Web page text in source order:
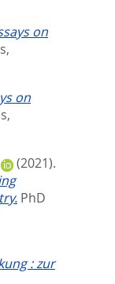
on
on
(2021).
PhD
: zur